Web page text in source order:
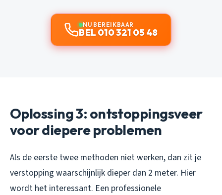
NU BEREIKBAAR
BEL 010 321 05 48
Oplossing 3: ontstoppingsveer
voor diepere problemen
Als de eerste twee methoden niet werken, dan zit je
verstopping waarschijnlijk dieper dan 2 meter. Hier
wordt het interessant. Een professionele